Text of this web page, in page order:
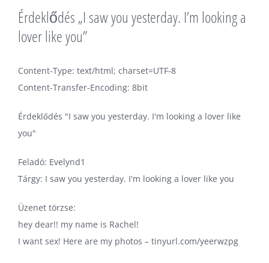
Érdeklődés „I saw you yesterday. I’m looking a
lover like you”
Content-Type: text/html; charset=UTF-8
Content-Transfer-Encoding: 8bit
Érdeklődés "I saw you yesterday. I'm looking a lover like
you"
Feladó: Evelynd1
Tárgy: I saw you yesterday. I'm looking a lover like you
Üzenet törzse:
hey dear!! my name is Rachel!
I want sex! Here are my photos – tinyurl.com/yeerwzpg